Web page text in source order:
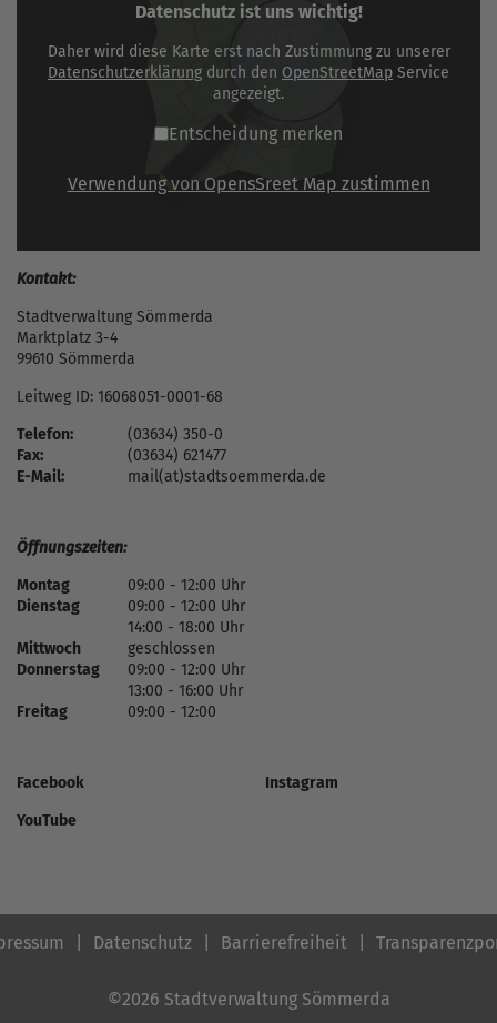
Datenschutz ist uns wichtig!
Daher wird diese Karte erst nach Zustimmung zu unserer
Datenschutzerklärung durch den OpenStreetMap Service
angezeigt.
Entscheidung merken
Verwendung von OpensSreet Map zustimmen
Kontakt:
Stadtverwaltung Sömmerda
Marktplatz 3-4
99610 Sömmerda
Leitweg ID: 16068051-0001-68
Telefon:
(03634) 350-0
Fax:
(03634) 621477
E-Mail:
mail(at)stadtsoemmerda.de
Öffnungszeiten:
Montag
09:00 - 12:00 Uhr
Dienstag
09:00 - 12:00 Uhr
14:00 - 18:00 Uhr
Mittwoch
geschlossen
Donnerstag
09:00 - 12:00 Uhr
13:00 - 16:00 Uhr
Freitag
09:00 - 12:00
Facebook
Instagram
YouTube
Datenschutz Barrierefreiheit
©2026 Stadtverwaltung Sömmerda